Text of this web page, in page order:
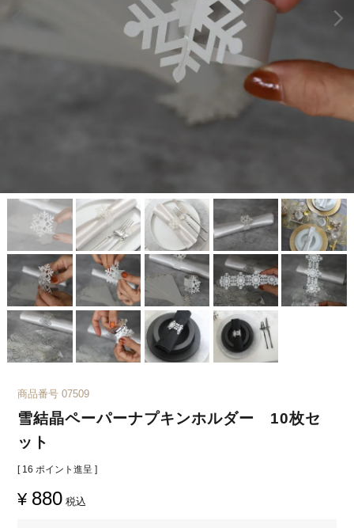
商品番号 07509
雪結晶ペーパーナプキンホルダー 10枚セ
ット
[ 16 ポイント進呈 ]
¥ 880 税込